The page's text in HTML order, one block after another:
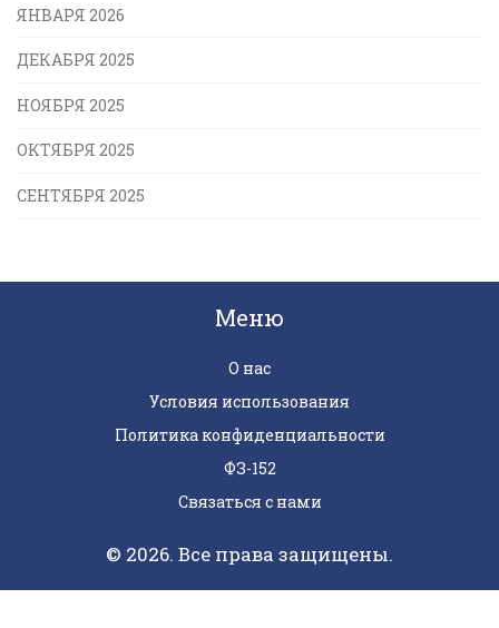
ЯНВАРЯ 2026
ДЕКАБРЯ 2025
НОЯБРЯ 2025
ОКТЯБРЯ 2025
СЕНТЯБРЯ 2025
Меню
О нас
Условия использования
Политика конфиденциальности
ФЗ-152
Связаться с нами
© 2026. Все права защищены.